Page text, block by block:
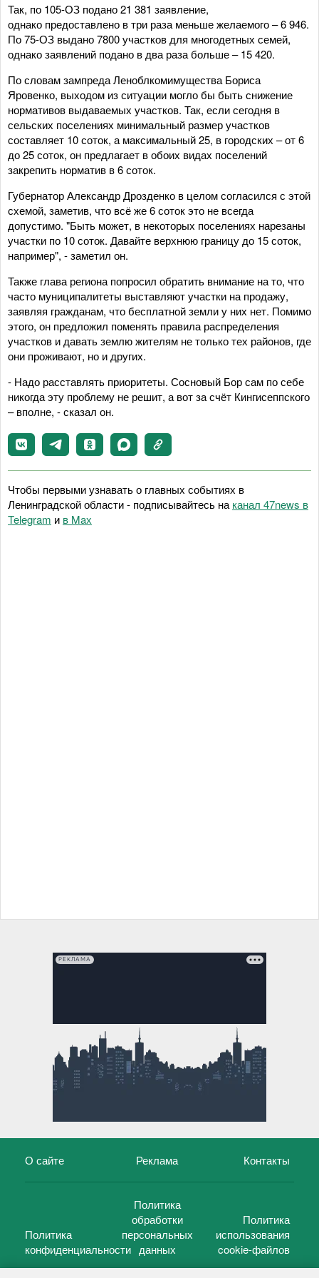
Так, по 105-ОЗ подано 21 381 заявление,
однако предоставлено в три раза меньше желаемого – 6 946.
По 75-ОЗ выдано 7800 участков для многодетных семей,
однако заявлений подано в два раза больше – 15 420.
По словам зампреда Леноблкомимущества Бориса
Яровенко, выходом из ситуации могло бы быть снижение
нормативов выдаваемых участков. Так, если сегодня в
сельских поселениях минимальный размер участков
составляет 10 соток, а максимальный 25, в городских – от 6
до 25 соток, он предлагает в обоих видах поселений
закрепить норматив в 6 соток.
Губернатор Александр Дрозденко в целом согласился с этой
схемой, заметив, что всё же 6 соток это не всегда
допустимо. "Быть может, в некоторых поселениях нарезаны
участки по 10 соток. Давайте верхнюю границу до 15 соток,
например", - заметил он.
Также глава региона попросил обратить внимание на то, что
часто муниципалитеты выставляют участки на продажу,
заявляя гражданам, что бесплатной земли у них нет. Помимо
этого, он предложил поменять правила распределения
участков и давать землю жителям не только тех районов, где
они проживают, но и других.
- Надо расставлять приоритеты. Сосновый Бор сам по себе
никогда эту проблему не решит, а вот за счёт Кингисеппского
– вполне, - сказал он.
Чтобы первыми узнавать о главных событиях в
Ленинградской области - подписывайтесь на канал 47news в
Telegram и в Maх
РЕКЛАМА
О сайте Реклама Контакты
Политика
конфиденциальности
Политика
обработки
персональных
данных
Политика
использования
cookie-файлов